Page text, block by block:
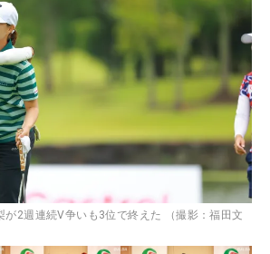
が2週連続V争いも3位で終えた （撮影：福田文